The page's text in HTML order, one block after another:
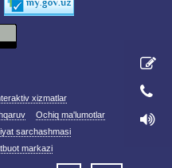
xizmatlar
Ochiq ma'lumotlar
sarchashmasi
markazi